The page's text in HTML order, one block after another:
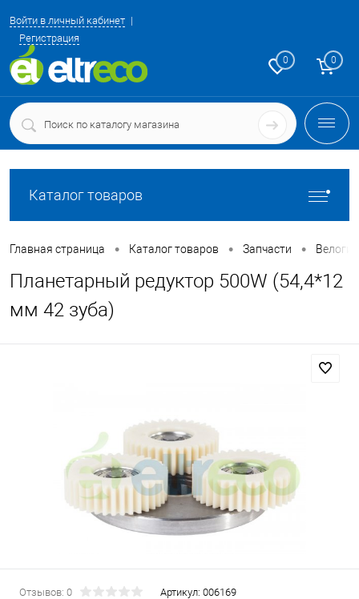
Войти в личный кабинет
Регистрация
0 0
Каталог товаров
Главная страница • Каталог товаров • Запчасти •
Планетарный редуктор 500W (54,4*12
мм 42 зуба)
Отзывов: 0 Артикул: 006169